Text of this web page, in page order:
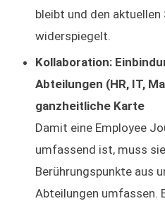
bleibt und den aktuellen
widerspiegelt.
Kollaboration:
Abteilungen (HR, IT,
ganzheitliche Karte
Damit eine Employee
umfassend ist, muss
Berührungspunkte aus
Abteilungen umfassen.